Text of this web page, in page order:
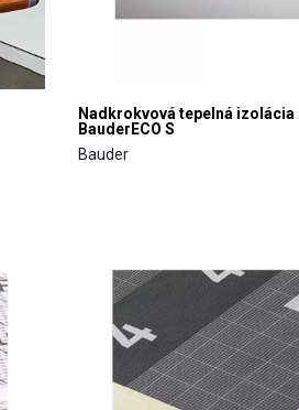
Nadkrokvová tepelná izolácia
BauderECO S
Bauder